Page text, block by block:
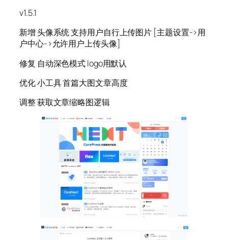
v1.5.1
新增 头像系统 支持用户自行上传图片 [主题设置->用
户中心->允许用户上传头像]
修复 自动深色模式 logo用默认
优化 小工具 首篇大图文章高度
调整 获取文章缩略图逻辑